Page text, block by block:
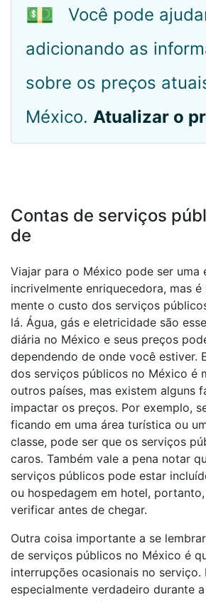
💵
Você pode
adicionando as
sobre os preços
México. Atualizar o
Contas de serviços
de
Viajar para o México pode ser uma
incrivelmente enriquecedora, mas
mente o custo dos serviços
lá. Água, gás e eletricidade são
diária no México e seus preços
dependendo de onde você estiver.
dos serviços públicos no México é
outros países, mas existem alguns
impactar os preços. Por exemplo,
ficando em uma área turística ou
classe, pode ser que os serviços
caros. Também vale a pena notar
serviços públicos pode estar
ou hospedagem em hotel,
verificar antes de chegar.
Outra coisa importante a se
de serviços públicos no México é
interrupções ocasionais no serviço.
especialmente verdadeiro durante